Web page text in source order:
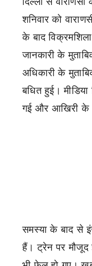
शनिवार को
के बाद
जानकारी के
अधिकारी के
बधित हुई।
गई और आखिरी के
समस्या के बाद से
हैं। ट्रेन पर मौजूद